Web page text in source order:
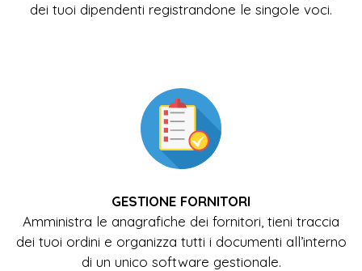
dei tuoi dipendenti registrandone le singole voci.
GESTIONE FORNITORI
Amministra le anagrafiche dei fornitori, tieni traccia
dei tuoi ordini e organizza tutti i documenti all’interno
di un unico software gestionale.